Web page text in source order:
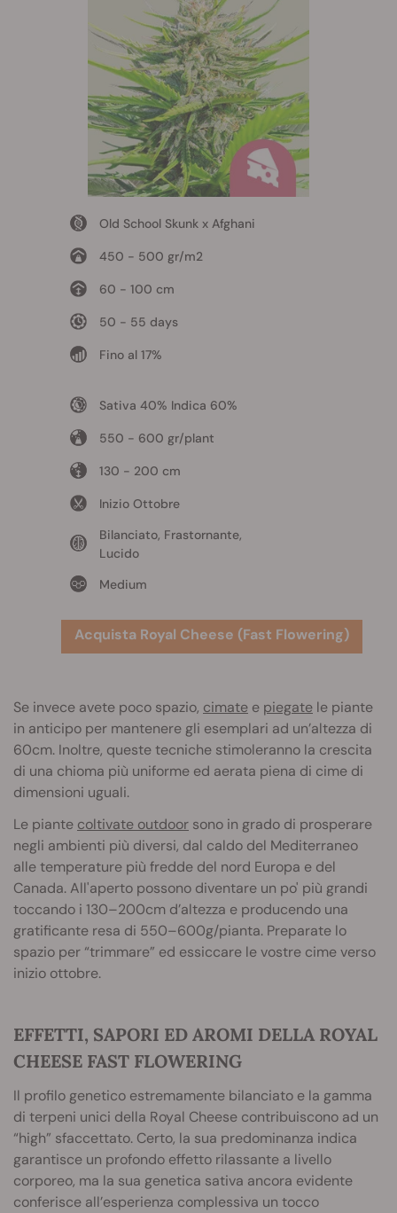
Old School Skunk x Afghani
450 - 500 gr/m2
60 - 100 cm
50 - 55 days
Fino al 17%
Sativa 40% Indica 60%
550 - 600 gr/plant
130 - 200 cm
Inizio Ottobre
Bilanciato, Frastornante,
Lucido
Medium
Acquista Royal Cheese (Fast Flowering)
Se invece avete poco spazio, cimate e piegate le piante
in anticipo per mantenere gli esemplari ad un’altezza di
60cm. Inoltre, queste tecniche stimoleranno la crescita
di una chioma più uniforme ed aerata piena di cime di
dimensioni uguali.
Le piante coltivate outdoor sono in grado di prosperare
negli ambienti più diversi, dal caldo del Mediterraneo
alle temperature più fredde del nord Europa e del
Canada. All'aperto possono diventare un po' più grandi
toccando i 130–200cm d’altezza e producendo una
gratificante resa di 550–600g/pianta. Preparate lo
spazio per “trimmare” ed essiccare le vostre cime verso
inizio ottobre.
EFFETTI, SAPORI ED AROMI DELLA ROYAL
CHEESE FAST FLOWERING
Il profilo genetico estremamente bilanciato e la gamma
di terpeni unici della Royal Cheese contribuiscono ad un
“high” sfaccettato. Certo, la sua predominanza indica
garantisce un profondo effetto rilassante a livello
corporeo, ma la sua genetica sativa ancora evidente
conferisce all’esperienza complessiva un tocco